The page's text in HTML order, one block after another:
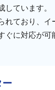
ています。
れており、イ
に対応が可